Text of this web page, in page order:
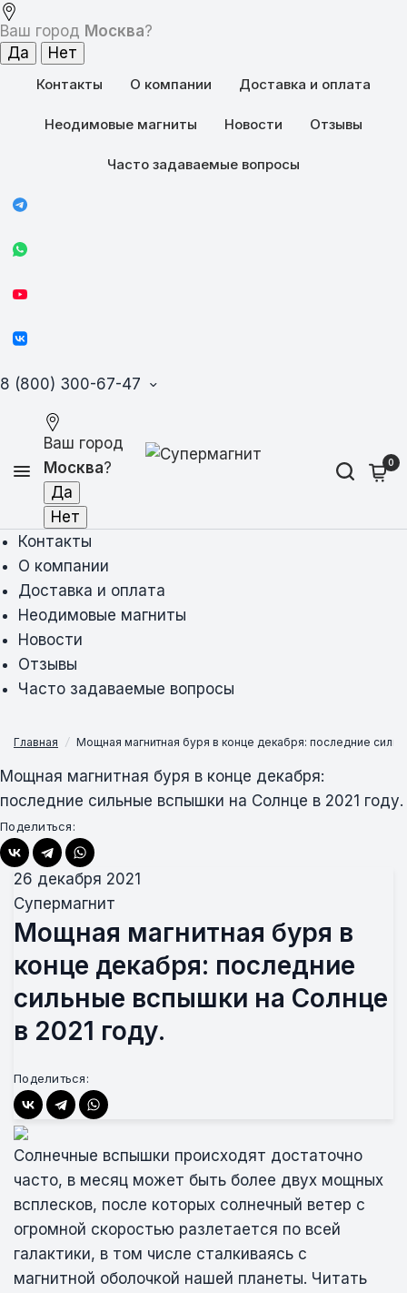
Ваш город Москва?
Контакты О компании Доставка и оплата
Неодимовые магниты Новости Отзывы
Часто задаваемые вопросы
8 (800) 300-67-47
Ваш город
Москва? 0
Контакты
О компании
Доставка и оплата
Неодимовые магниты
Новости
Отзывы
Часто задаваемые вопросы
Главная / Мощная магнитная буря в конце декабря: последние
Мощная магнитная буря в конце декабря:
последние сильные вспышки на Солнце в 2021 году.
Поделиться:
26 декабря 2021
Супермагнит
Мощная магнитная буря в
конце декабря: последние
сильные вспышки на Солнце
в 2021 году.
Поделиться:
Солнечные вспышки происходят достаточно
часто, в месяц может быть более двух мощных
всплесков, после которых солнечный ветер с
огромной скоростью разлетается по всей
галактики, в том числе сталкиваясь с
магнитной оболочкой нашей планеты. Читать